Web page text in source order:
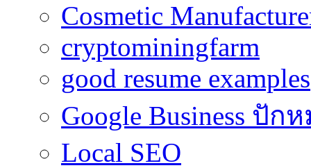
Cosmetic
cryptominingfarm
good resume examples
Google Business ปัก
Local SEO